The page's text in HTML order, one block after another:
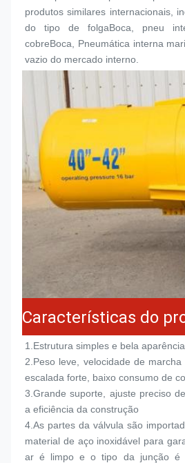
produtos similares internacionais,
do tipo de folgaBoca , pneu
cobreBoca , Pneumática interna
vazio do mercado interno.
Características do
1. Estrutura simples e bela aparência
2. Peso leve, velocidade de
escalada forte, baixo consumo de
3. Grande suporte, ajuste preciso
a eficiência da construção
4. As partes da válvula são
material de aço inoxidável para
ar é limpo e o tipo da junção é